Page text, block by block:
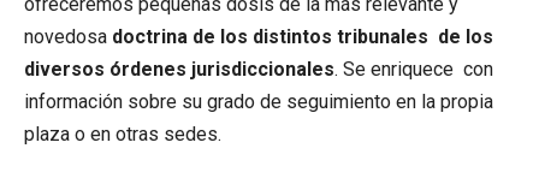
novedosa doctrina de los distintos tribunales de los
diversos órdenes jurisdiccionales. Se enriquece con
información sobre su grado de seguimiento en la propia
plaza o en otras sedes.